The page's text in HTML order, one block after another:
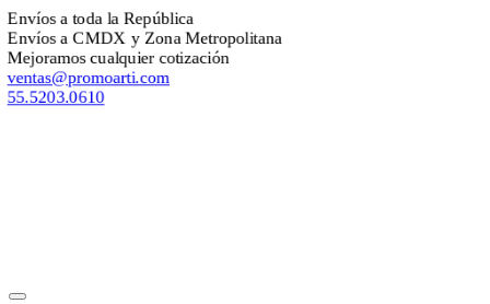
a toda la República
a CMDX y Zona Metropolitana
cualquier cotización